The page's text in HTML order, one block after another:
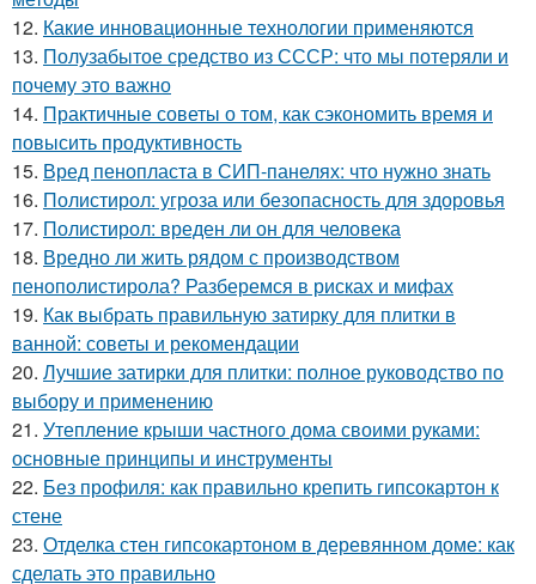
12. Какие инновационные технологии применяются
13. Полузабытое средство из СССР: что мы потеряли и
почему это важно
14. Практичные советы о том, как сэкономить время и
повысить продуктивность
15. Вред пенопласта в СИП-панелях: что нужно знать
16. Полистирол: угроза или безопасность для здоровья
17. Полистирол: вреден ли он для человека
18. Вредно ли жить рядом с производством
пенополистирола? Разберемся в рисках и мифах
19. Как выбрать правильную затирку для плитки в
ванной: советы и рекомендации
20. Лучшие затирки для плитки: полное руководство по
выбору и применению
21. Утепление крыши частного дома своими руками:
основные принципы и инструменты
22. Без профиля: как правильно крепить гипсокартон к
стене
23. Отделка стен гипсокартоном в деревянном доме: как
сделать это правильно